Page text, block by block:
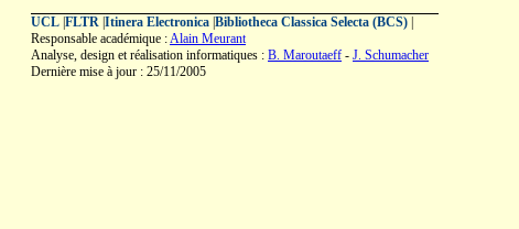
UCL FLTR Itinera Electronica Bibliotheca Classica Selecta (BCS)
Responsable académique :Alain Meurant
Analyse, design et réalisation informatiques : B. Maroutaeff - J. Schumacher
Dernière mise à jour : 25/11/2005